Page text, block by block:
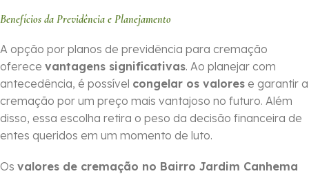
Benefícios da Previdência e Planejamento
A opção por planos de previdência para cremação
oferece vantagens significativas. Ao planejar com
antecedência, é possível congelar os valores e garantir a
cremação por um preço mais vantajoso no futuro. Além
disso, essa escolha retira o peso da decisão financeira de
entes queridos em um momento de luto.
Os valores de cremação no Bairro Jardim Canhema